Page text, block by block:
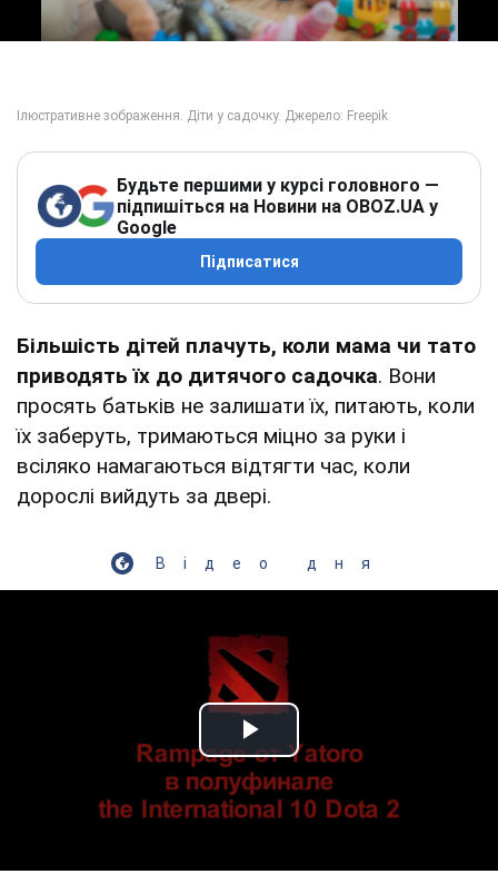
Будьте першими у курсі головного —
підпишіться на Новини на OBOZ.UA у
Google
Підписатися
Більшість дітей плачуть, коли мама чи тато
приводять їх до дитячого садочка. Вони
просять батьків не залишати їх, питають, коли
їх заберуть, тримаються міцно за руки і
всіляко намагаються відтягти час, коли
дорослі вийдуть за двері.
Відео дня
Play Video